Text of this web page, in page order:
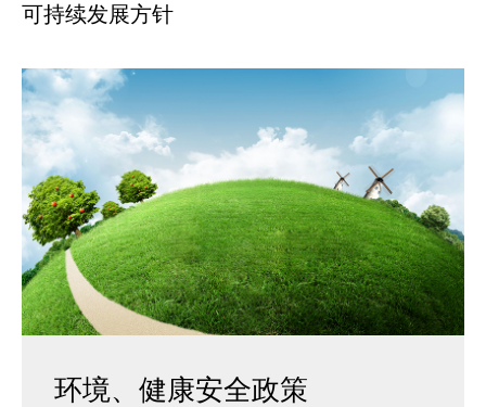
可持续发展方针
环境、健康安全政策